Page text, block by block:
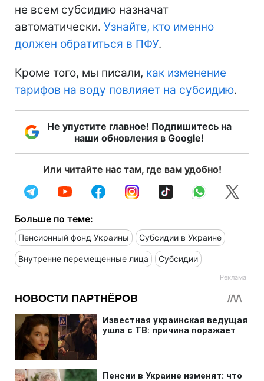
не всем субсидию назначат
автоматически. Узнайте, кто именно
должен обратиться в ПФУ.
Кроме того, мы писали, как изменение
тарифов на воду повлияет на субсидию.
Не упустите главное! Подпишитесь на
наши обновления в Google!
Или читайте нас там, где вам удобно!
Больше по теме:
Пенсионный фонд Украины Субсидии в Украине
Внутренне перемещенные лица Субсидии